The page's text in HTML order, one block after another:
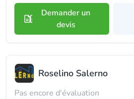
Demander un
devis
Roselino Salerno
Pas encore d'évaluation